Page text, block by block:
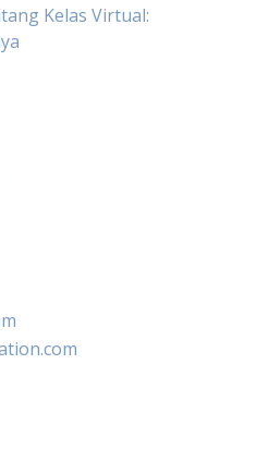
Kelas Virtual: